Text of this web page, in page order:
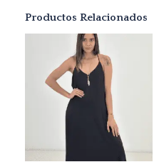
Productos Relacionados
se